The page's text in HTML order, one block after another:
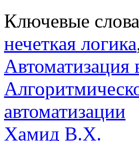
Ключевые
нечеткая логика
автоматизации
Хамид В.Х.